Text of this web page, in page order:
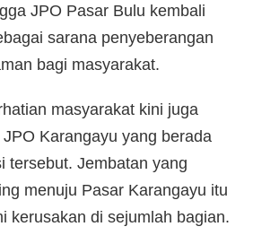
JPO Pasar Bulu kembali
sarana penyeberangan
bagi masyarakat.
masyarakat kini juga
Karangayu yang berada
tersebut. Jembatan yang
menuju Pasar Karangayu itu
kerusakan di sejumlah bagian.